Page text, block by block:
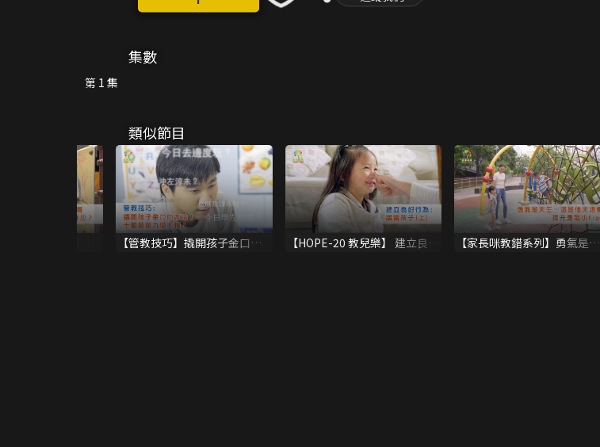
集數
第 1 集
類似節目
【管教技巧】撬開孩子金口的
【HOPE-20 教兒樂】 建立良好
【家長咪教錯系列】勇氣是天